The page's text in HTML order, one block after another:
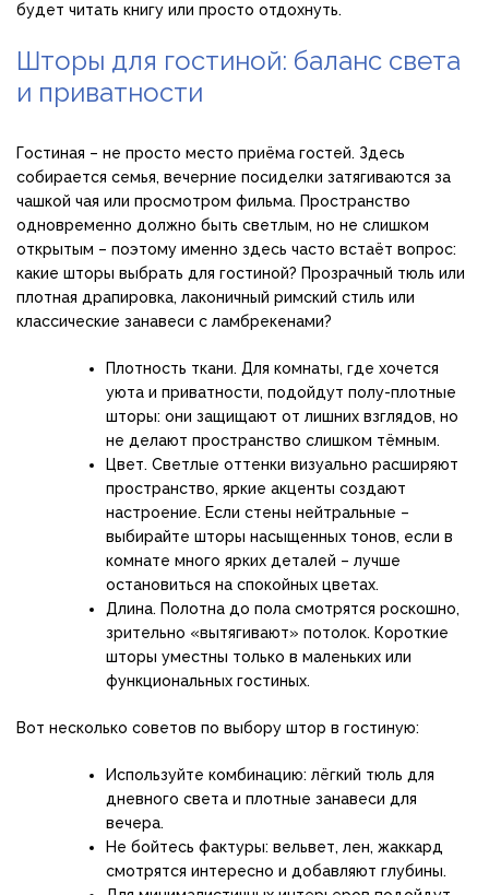
будет читать книгу или просто отдохнуть.
Шторы для гостиной: баланс света
и приватности
Гостиная – не просто место приёма гостей. Здесь
собирается семья, вечерние посиделки затягиваются за
чашкой чая или просмотром фильма. Пространство
одновременно должно быть светлым, но не слишком
открытым – поэтому именно здесь часто встаёт вопрос:
какие шторы выбрать для гостиной? Прозрачный тюль или
плотная драпировка, лаконичный римский стиль или
классические занавеси с ламбрекенами?
Плотность ткани. Для комнаты, где хочется
уюта и приватности, подойдут полу-плотные
шторы: они защищают от лишних взглядов, но
не делают пространство слишком тёмным.
Цвет. Светлые оттенки визуально расширяют
пространство, яркие акценты создают
настроение. Если стены нейтральные –
выбирайте шторы насыщенных тонов, если в
комнате много ярких деталей – лучше
остановиться на спокойных цветах.
Длина. Полотна до пола смотрятся роскошно,
зрительно «вытягивают» потолок. Короткие
шторы уместны только в маленьких или
функциональных гостиных.
Вот несколько советов по выбору штор в гостиную:
Используйте комбинацию: лёгкий тюль для
дневного света и плотные занавеси для
вечера.
Не бойтесь фактуры: вельвет, лен, жаккард
смотрятся интересно и добавляют глубины.